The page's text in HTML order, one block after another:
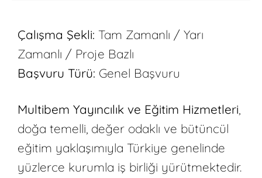
Çalışma Şekli: Tam Zamanlı / Yarı
Zamanlı / Proje Bazlı
Başvuru Türü: Genel Başvuru
Multibem Yayıncılık ve Eğitim Hizmetleri,
doğa temelli, değer odaklı ve bütüncül
eğitim yaklaşımıyla Türkiye genelinde
yüzlerce kurumla iş birliği yürütmektedir.